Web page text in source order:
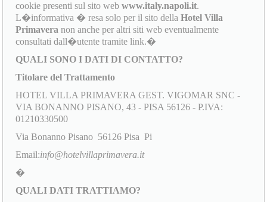
cookie presenti sul sito webwww.italy.napoli.it.
L�informativa � resa solo per il sito dellaHotel Villa
Primavera non anche per altri siti web eventualmente
consultati dall�utente tramite link.�
QUALI SONO I DATI DI CONTATTO?
Titolare del Trattamento
HOTEL VILLA PRIMAVERA GEST. VIGOMAR SNC -
VIA BONANNO PISANO, 43 - PISA 56126 - P.IVA:
01210330500
Via Bonanno Pisano 56126 Pisa Pi
Email:info@hotelvillaprimavera.it
�
QUALI DATI TRATTIAMO?